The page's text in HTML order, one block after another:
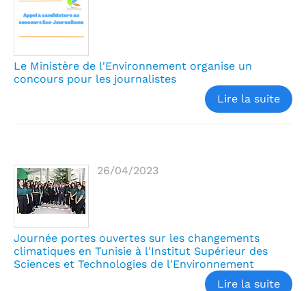
Le Ministère de l'Environnement organise un
concours pour les journalistes
Lire la suite
26/04/2023
Journée portes ouvertes sur les changements
climatiques en Tunisie à l'Institut Supérieur des
Sciences et Technologies de l'Environnement
Lire la suite